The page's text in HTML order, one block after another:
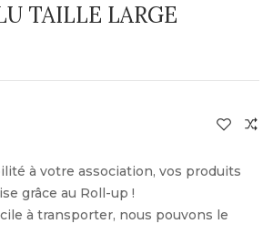
TAILLE LARGE
à votre association, vos produits
grâce au Roll-up !
à transporter, nous pouvons le